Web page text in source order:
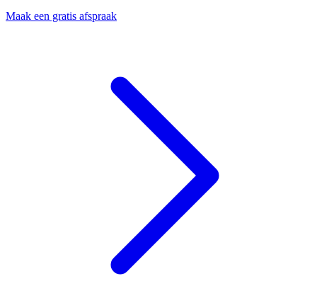
Maak een gratis afspraak